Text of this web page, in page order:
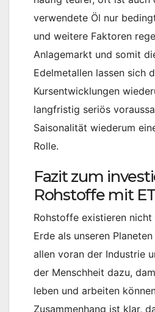
verwendete Öl nur
und weitere Faktoren
Anlagemarkt und somit
Edelmetallen lassen sich
Kursentwicklungen
langfristig seriös
Saisonalität wiederum
Rolle.
Fazit zum
Rohstoffe mit
Rohstoffe existieren
Erde als unseren
allen voran der Industrie
der Menschheit dazu,
leben und arbeiten
Zusammenhang ist klar,